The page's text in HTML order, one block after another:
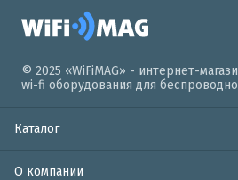
© 2025 «WiFiMAG» - интернет-
wi-fi оборудования для
Каталог
О компании